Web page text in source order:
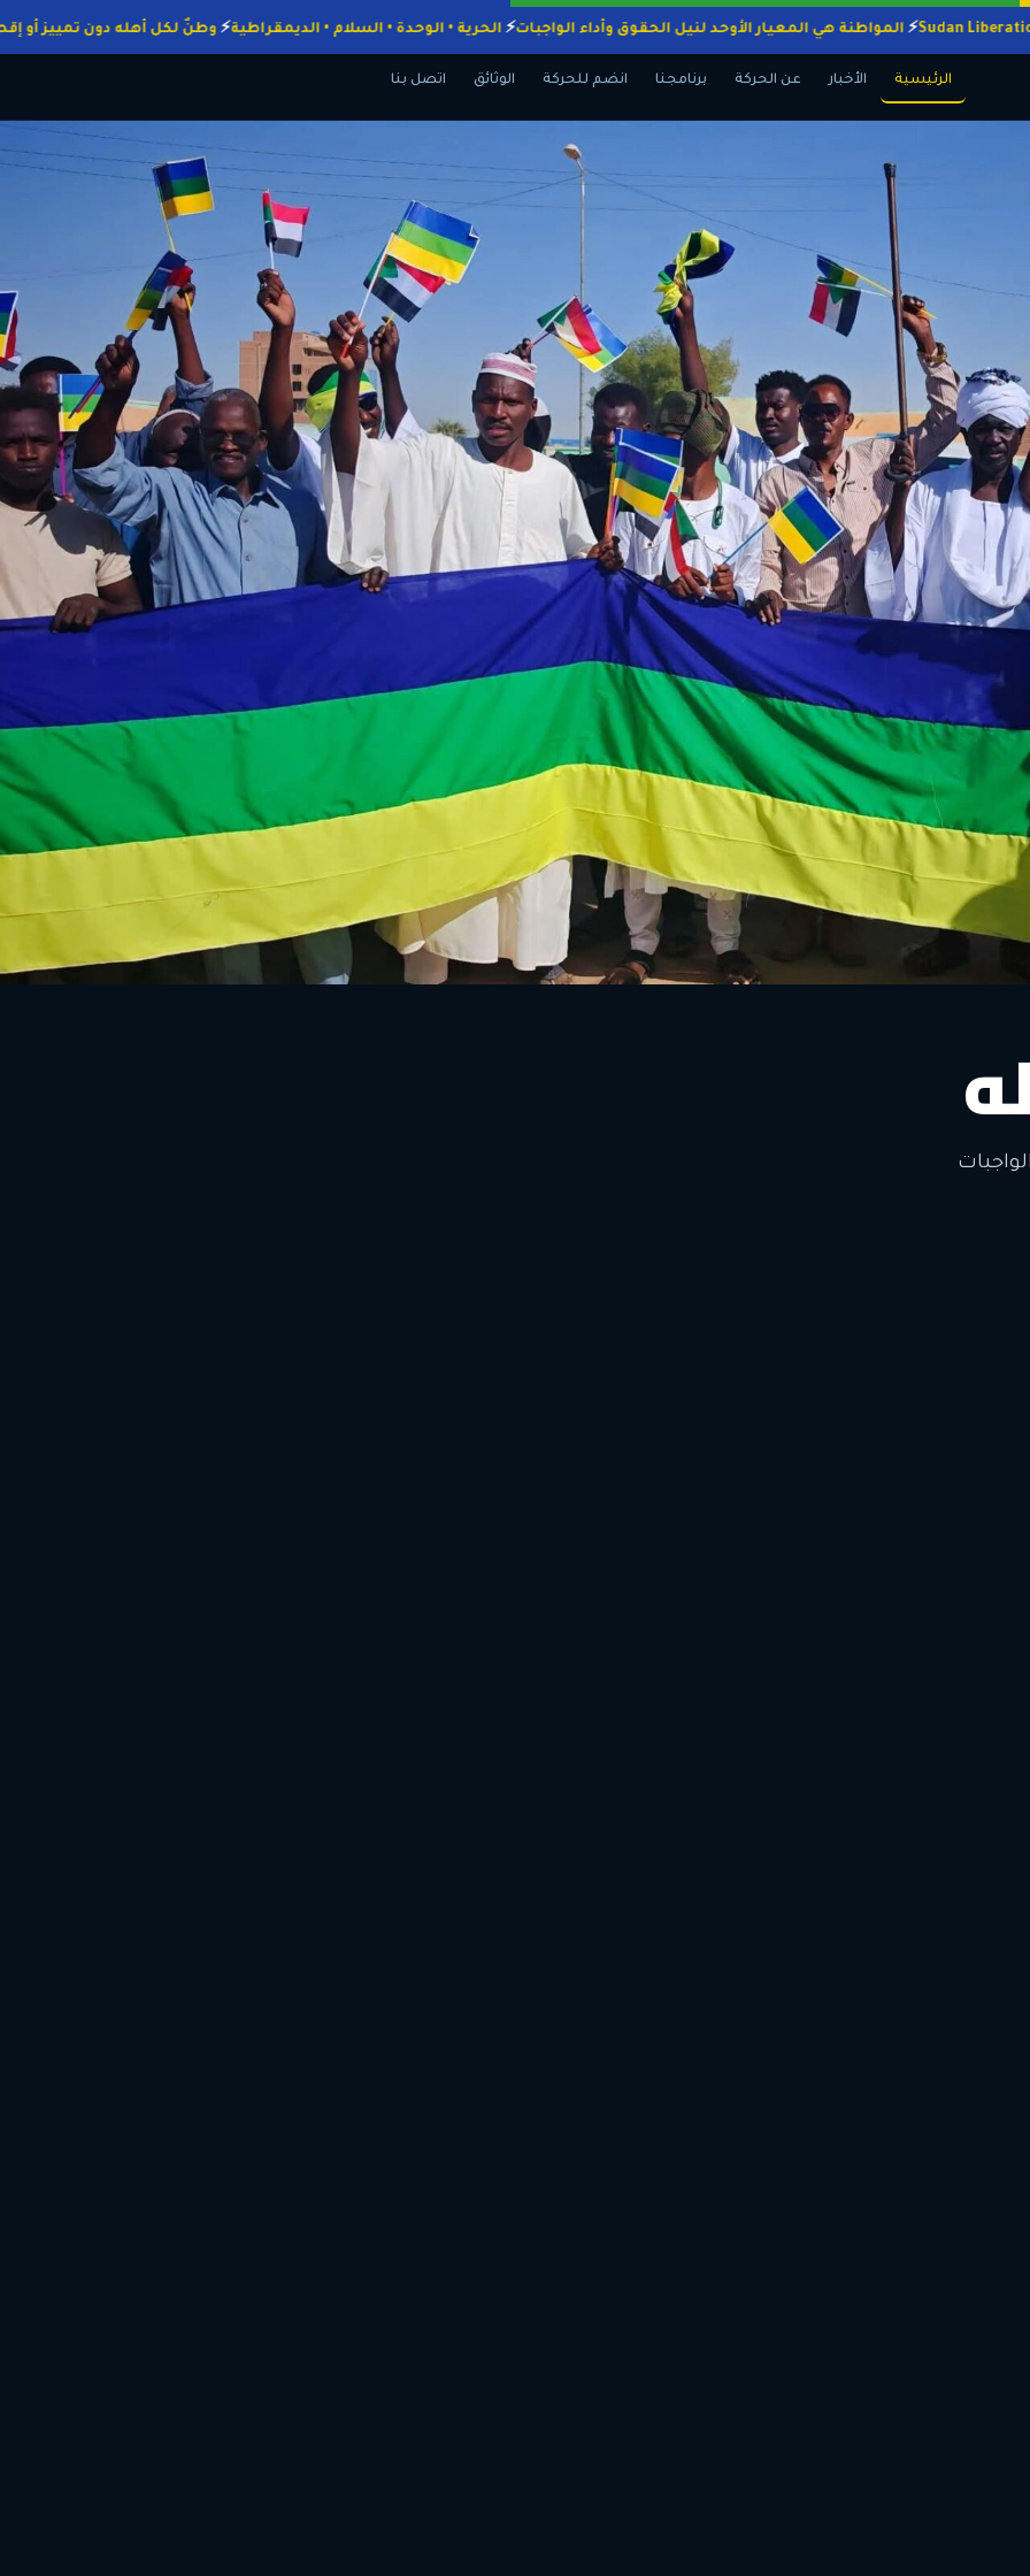
المواطنة هي المعيار الأوحد لنيل الحقوق وأداء الواجبات الحرية • الوحدة • السلام • الديمقراطية وطنٌ لكل أهله دون
الرئيسية الأخبار عن الحركة برنامجنا انضم للحركة الوثائق اتصل بنا